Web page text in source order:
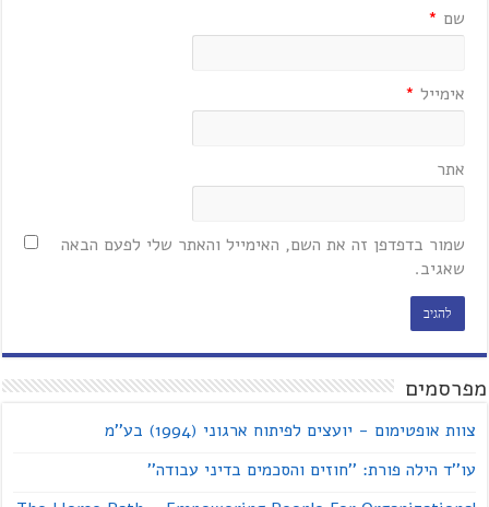
שם *
אימייל *
אתר
שמור בדפדפן זה את השם, האימייל והאתר שלי לפעם הבאה
שאגיב.
מפרסמים
צוות אופטימום - יועצים לפיתוח ארגוני (1994) בע''מ
עו''ד הילה פורת: ''חוזים והסכמים בדיני עבודה''